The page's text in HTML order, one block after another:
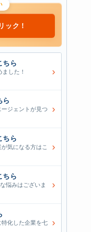
ック！
ちら
した！ ›
ら
ジェントが見つ
›
ちら
気になる方はこ
›
ちら
悩みはございま
›
化した企業を七
›